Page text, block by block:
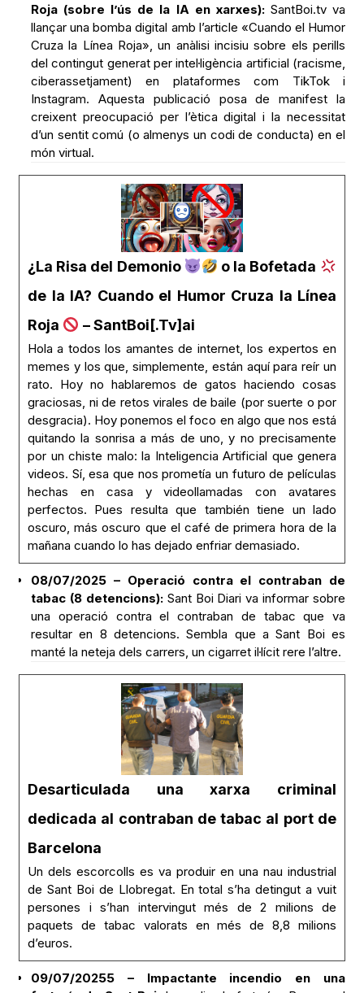
Roja (sobre l’ús de la IA en xarxes):SantBoi.tv va
llançar una bomba digital amb l’article «Cuando el Humor
Cruza la Línea Roja», un anàlisi incisiu sobre els perills
del contingut generat per intel·ligència artificial (racisme,
ciberassetjament) en plataformes com TikTok i
Instagram. Aquesta publicació posa de manifest la
creixent preocupació per l’ètica digital i la necessitat
d’un sentit comú (o almenys un codi de conducta) en el
món virtual.
¿La Risa del Demonio
o la Bofetada
de la IA? Cuando el Humor Cruza la Línea
Roja
– SantBoi[.Tv]ai
Hola a todos los amantes de internet, los expertos en
memes y los que, simplemente, están aquí para reír un
rato. Hoy no hablaremos de gatos haciendo cosas
graciosas, ni de retos virales de baile (por suerte o por
desgracia). Hoy ponemos el foco en algo que nos está
quitando la sonrisa a más de uno, y no precisamente
por un chiste malo: la Inteligencia Artificial que genera
videos. Sí, esa que nos prometía un futuro de películas
hechas en casa y videollamadas con avatares
perfectos. Pues resulta que también tiene un lado
oscuro, más oscuro que el café de primera hora de la
mañana cuando lo has dejado enfriar demasiado.
08/07/2025 – Operació contra el contraban de
tabac (8 detencions):Sant Boi Diari va informar sobre
una operació contra el contraban de tabac que va
resultar en 8 detencions. Sembla que a Sant Boi es
manté la neteja dels carrers, un cigarret il·lícit rere l’altre.
Desarticulada una xarxa criminal
dedicada al contraban de tabac al port de
Barcelona
Un dels escorcolls es va produir en una nau industrial
de Sant Boi de Llobregat. En total s’ha detingut a vuit
persones i s’han intervingut més de 2 milions de
paquets de tabac valorats en més de 8,8 milions
d’euros.
09/07/20255 – Impactante incendio en una